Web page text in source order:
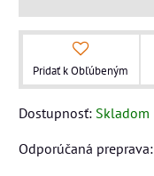
Pridať k Obľúbeným
Dostupnosť: Skladom